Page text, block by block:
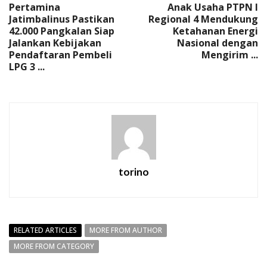
Pertamina
Jatimbalinus Pastikan
42.000 Pangkalan Siap
Jalankan Kebijakan
Pendaftaran Pembeli
LPG 3 ...
Anak Usaha PTPN I
Regional 4 Mendukung
Ketahanan Energi
Nasional dengan
Mengirim ...
torino
RELATED ARTICLES
MORE FROM AUTHOR
MORE FROM CATEGORY